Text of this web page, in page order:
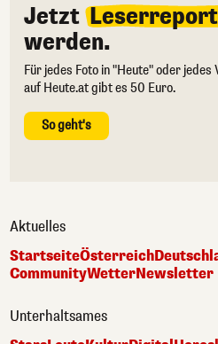
Jetzt
werden.
Für jedes Foto in "Heute" oder jedes
auf Heute.at gibt es 50 Euro.
So geht's
Aktuelles
StartseiteÖsterreich
CommunityWetterNewsletter
Unterhaltsames